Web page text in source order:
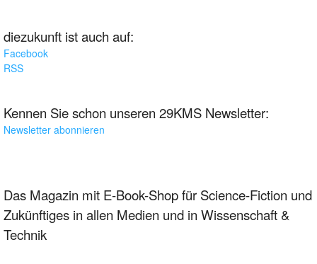
diezukunft ist auch auf:
Facebook
RSS
Kennen Sie schon unseren 29KMS Newsletter:
Newsletter abonnieren
Das Magazin mit E-Book-Shop für Science-Fiction und
Zukünftiges in allen Medien und in Wissenschaft &
Technik